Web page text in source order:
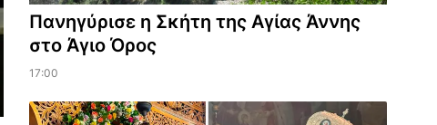
Πανηγύρισε η Σκήτη της Αγίας Άννης
στο Άγιο Όρος
17:00